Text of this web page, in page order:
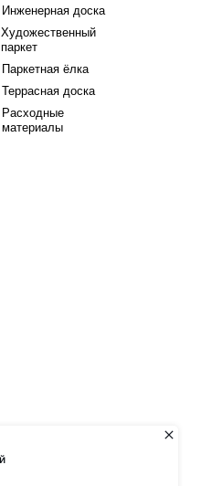
Инженерная доска
Художественный
паркет
Паркетная ёлка
Террасная доска
Расходные
материалы